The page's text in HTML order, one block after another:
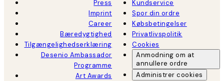
Press
Imprint
Career
Bæredygtighed
Tilgængelighedserklæring
Desenio Ambassador
Programme
Art Awards
Kundservice
Spor din ordre
Købsbetingelser
Privatlivspolitik
Cookies
Anmodning om at
annullere ordre
Administrer cookies